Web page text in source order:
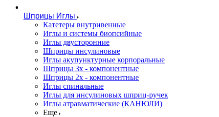
Шприцы Иглы
Катетеры внутривенные
Иглы и системы биопсийные
Иглы двусторонние
Шприцы инсулиновые
Иглы акупунктурные корпоральные
Шприцы 3х - компонентные
Шприцы 2х - компонентные
Иглы спинальные
Иглы для инсулиновых шприц-ручек
Иглы атравматические (КАНЮЛИ)
Еще